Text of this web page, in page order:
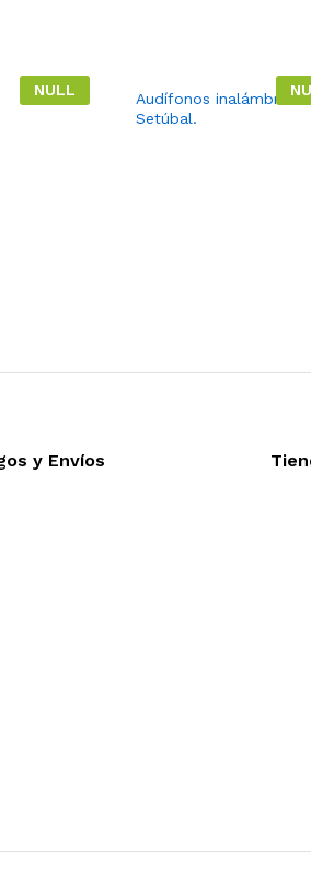
NULL
Audífonos inalámbricos
Setúbal.
y Envíos